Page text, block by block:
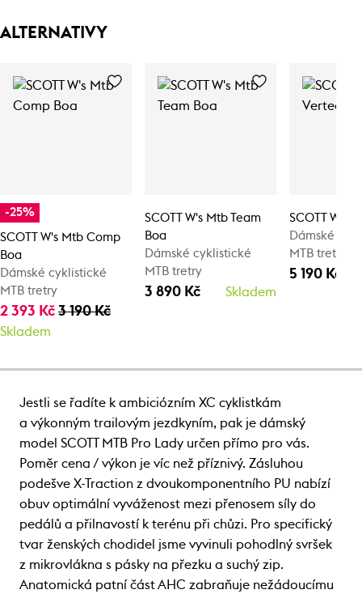
ALTERNATIVY
-25%
SCOTT W's Mtb Comp
Boa
Dámské cyklistické
MTB tretry
2 393 Kč 3 190 Kč
Skladem
SCOTT W's Mtb Team
Boa
Dámské cyklistické
MTB tretry
3 890 Kč Skladem
SCOTT W's
Dámské
MTB tretry
5 190 Kč
Jestli se řadíte k ambiciózním XC cyklistkám
a výkonným trailovým jezdkyním, pak je dámský
model SCOTT MTB Pro Lady určen přímo pro vás.
Poměr cena / výkon je víc než příznivý. Zásluhou
podešve X-Traction z dvoukomponentního PU nabízí
obuv optimální vyváženost mezi přenosem síly do
pedálů a přilnavostí k terénu při chůzi. Pro specifický
tvar ženských chodidel jsme vyvinuli pohodlný svršek
z mikrovlákna s pásky na přezku a suchý zip.
Anatomická patní část AHC zabraňuje nežádoucímu